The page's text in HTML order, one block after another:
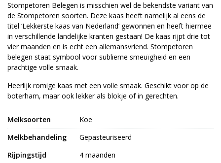
Stompetoren Belegen is misschien wel de bekendste variant van
de Stompetoren soorten. Deze kaas heeft namelijk al eens de
titel ‘Lekkerste kaas van Nederland’ gewonnen en heeft hiermee
in verschillende landelijke kranten gestaan! De kaas rijpt drie tot
vier maanden en is echt een allemansvriend. Stompetoren
belegen staat symbool voor sublieme smeuïgheid en een
prachtige volle smaak.
Heerlijk romige kaas met een volle smaak. Geschikt voor op de
boterham, maar ook lekker als blokje of in gerechten.
Melksoorten
Koe
Melkbehandeling
Gepasteuriseerd
Rijpingstijd
4 maanden